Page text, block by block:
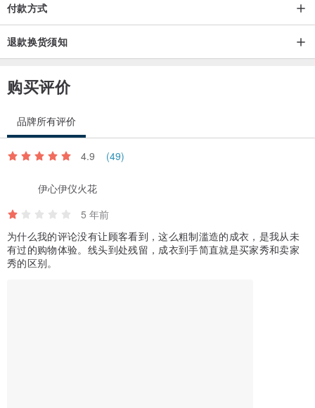
付款方式
退款换货须知
购买评价
品牌所有评价
4.9 (49)
伊心伊仪火花
5 年前
为什么我的评论没有让顾客看到，这么粗制滥造的成衣，是我从未
有过的购物体验。线头到处残留，成衣到手简直就是买家秀和卖家
秀的区别。